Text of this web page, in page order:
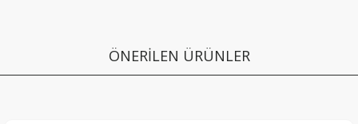
ÖNERİLEN ÜRÜNLER